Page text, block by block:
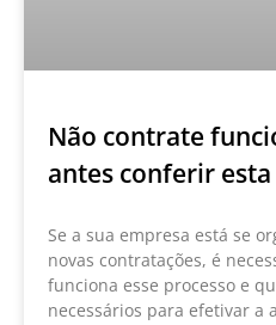
Não contrate
antes conferir
Se a sua empresa está se
novas contratações, é
funciona esse processo e
necessários para efetivar a